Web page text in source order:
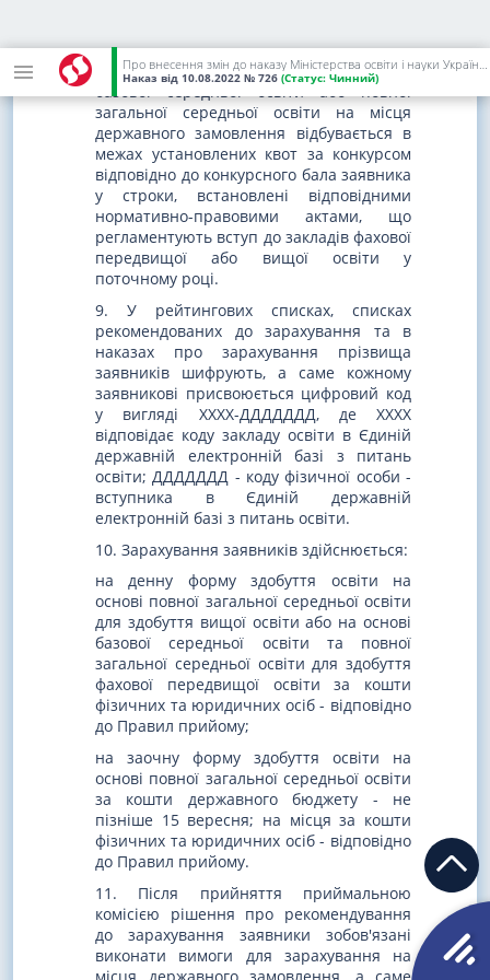
Про внесення змін до наказу Міністерства освіти і науки України від 01 березня 2021 року N 271
Наказ від 10.08.2022 № 726 (Статус: Чинний)
8. Зарахування заявників на основі
базової середньої освіти або повної
загальної середньої освіти на місця
державного замовлення відбувається в
межах установлених квот за конкурсом
відповідно до конкурсного бала заявника
у строки, встановлені відповідними
нормативно-правовими актами, що
регламентують вступ до закладів фахової
передвищої або вищої освіти у
поточному році.
9. У рейтингових списках, списках
рекомендованих до зарахування та в
наказах про зарахування прізвища
заявників шифрують, а саме кожному
заявникові присвоюється цифровий код
у вигляді ХХХХ-ДДДДДДД, де ХХХХ
відповідає коду закладу освіти в Єдиній
державній електронній базі з питань
освіти; ДДДДДДД - коду фізичної особи -
вступника в Єдиній державній
електронній базі з питань освіти.
10. Зарахування заявників здійснюється:
на денну форму здобуття освіти на
основі повної загальної середньої освіти
для здобуття вищої освіти або на основі
базової середньої освіти та повної
загальної середньої освіти для здобуття
фахової передвищої освіти за кошти
фізичних та юридичних осіб - відповідно
до Правил прийому;
на заочну форму здобуття освіти на
основі повної загальної середньої освіти
за кошти державного бюджету - не
пізніше 15 вересня; на місця за кошти
фізичних та юридичних осіб - відповідно
до Правил прийому.
11. Після прийняття приймальною
комісією рішення про рекомендування
до зарахування заявники зобов'язані
виконати вимоги для зарахування на